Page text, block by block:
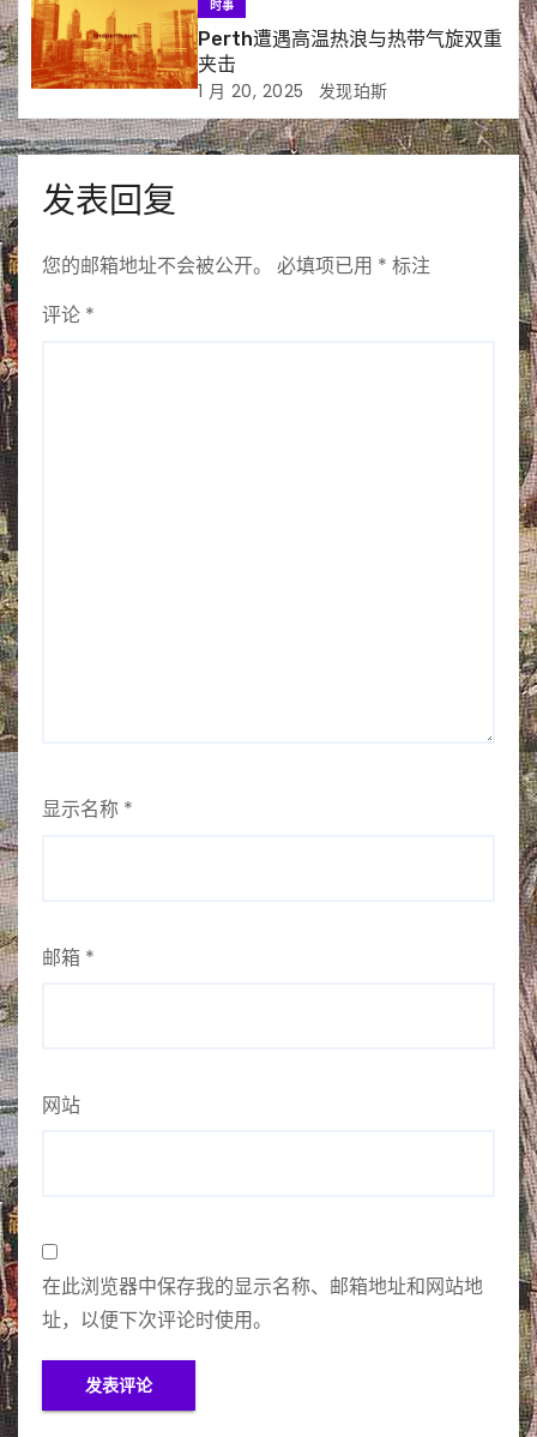
时事
Perth遭遇高温热浪与热带气旋双重
夹击
1 月 20, 2025 发现珀斯
发表回复
您的邮箱地址不会被公开。 必填项已用 * 标注
评论 *
显示名称 *
邮箱 *
网站
在此浏览器中保存我的显示名称、邮箱地址和网站地
址，以便下次评论时使用。